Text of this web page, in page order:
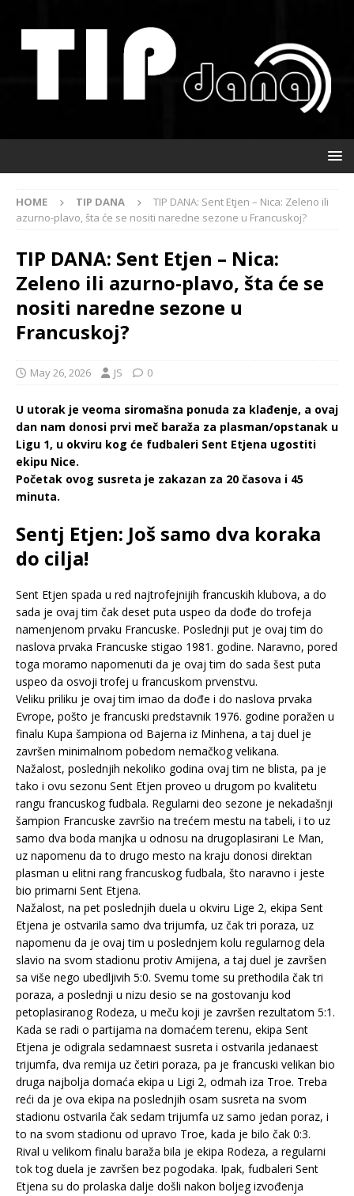
HOME TIP DANA
TIP DANA: Sent Etjen – Nica: Zeleno ili
azurno-plavo, šta će se nositi naredne sezone u Francuskoj?
TIP DANA: Sent Etjen – Nica:
Zeleno ili azurno-plavo, šta će se
nositi naredne sezone u
Francuskoj?
May 26, 2026 JS 0
U utorak je veoma siromašna ponuda za klađenje, a ovaj
dan nam donosi prvi meč baraža za plasman/opstanak u
Ligu 1, u okviru kog će fudbaleri Sent Etjena ugostiti
ekipu Nice.
Početak ovog susreta je zakazan za 20 časova i 45
minuta.
Sentj Etjen: Još samo dva koraka
do cilja!
Sent Etjen spada u red najtrofejnijih francuskih klubova, a do
sada je ovaj tim čak deset puta uspeo da dođe do trofeja
namenjenom prvaku Francuske. Poslednji put je ovaj tim do
naslova prvaka Francuske stigao 1981. godine. Naravno, pored
toga moramo napomenuti da je ovaj tim do sada šest puta
uspeo da osvoji trofej u francuskom prvenstvu.
Veliku priliku je ovaj tim imao da dođe i do naslova prvaka
Evrope, pošto je francuski predstavnik 1976. godine poražen u
finalu Kupa šampiona od Bajerna iz Minhena, a taj duel je
završen minimalnom pobedom nemačkog velikana.
Nažalost, poslednjih nekoliko godina ovaj tim ne blista, pa je
tako i ovu sezonu Sent Etjen proveo u drugom po kvalitetu
rangu francuskog fudbala. Regularni deo sezone je nekadašnji
šampion Francuske završio na trećem mestu na tabeli, i to uz
samo dva boda manjka u odnosu na drugoplasirani Le Man,
uz napomenu da to drugo mesto na kraju donosi direktan
plasman u elitni rang francuskog fudbala, što naravno i jeste
bio primarni Sent Etjena.
Nažalost, na pet poslednjih duela u okviru Lige 2, ekipa Sent
Etjena je ostvarila samo dva trijumfa, uz čak tri poraza, uz
napomenu da je ovaj tim u poslednjem kolu regularnog dela
slavio na svom stadionu protiv Amijena, a taj duel je završen
sa više nego ubedljivih 5:0. Svemu tome su prethodila čak tri
poraza, a poslednji u nizu desio se na gostovanju kod
petoplasiranog Rodeza, u meču koji je završen rezultatom 5:1.
Kada se radi o partijama na domaćem terenu, ekipa Sent
Etjena je odigrala sedamnaest susreta i ostvarila jedanaest
trijumfa, dva remija uz četiri poraza, pa je francuski velikan bio
druga najbolja domaća ekipa u Ligi 2, odmah iza Troe. Treba
reći da je ova ekipa na poslednjih osam susreta na svom
stadionu ostvarila čak sedam trijumfa uz samo jedan poraz, i
to na svom stadionu od upravo Troe, kada je bilo čak 0:3.
Rival u velikom finalu baraža bila je ekipa Rodeza, a regularni
tok tog duela je završen bez pogodaka. Ipak, fudbaleri Sent
Etjena su do prolaska dalje došli nakon boljeg izvođenja